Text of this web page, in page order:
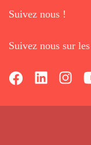
Suivez nous !
Suivez nous sur